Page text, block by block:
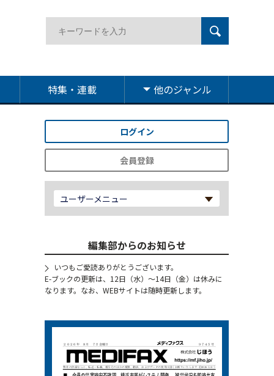
特集・連載 他のジャンル
ログイン
会員登録
ユーザーメニュー
編集部からのお知らせ
いつもご愛読ありがとうございます。
E-ブックの更新は、12日（水）～14日（金）は休みに
なります。なお、WEBサイトは随時更新します。